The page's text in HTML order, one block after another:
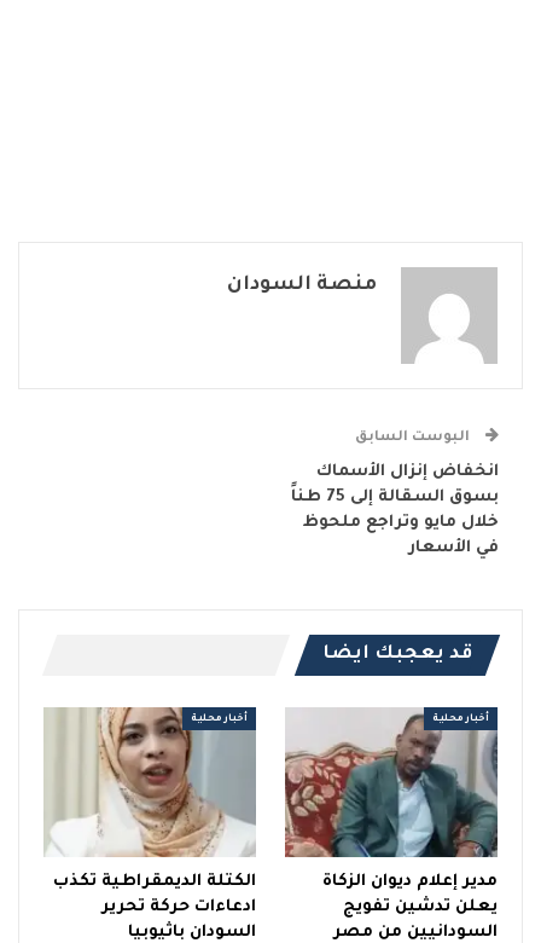
منصة السودان
البوست السابق
انخفاض إنزال الأسماك
بسوق السقالة إلى 75 طناً
خلال مايو وتراجع ملحوظ
في الأسعار
قد يعجبك ايضا
أخبار محلية
مدير إعلام ديوان الزكاة
يعلن تدشين تفويج
السودانيين من مصر
أخبار محلية
الكتلة الديمقراطية تكذب
ادعاءات حركة تحرير
السودان باثيوبيا